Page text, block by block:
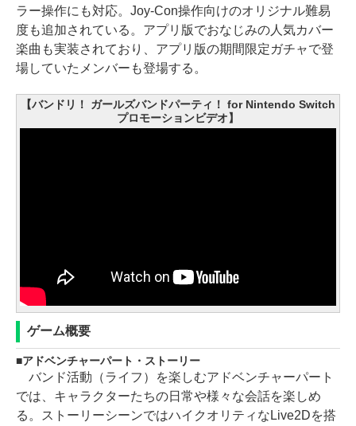
ラー操作にも対応。Joy-Con操作向けのオリジナル難易
度も追加されている。アプリ版でおなじみの人気カバー
楽曲も実装されており、アプリ版の期間限定ガチャで登
場していたメンバーも登場する。
【バンドリ！ ガールズバンドパーティ！ for Nintendo Switch
プロモーションビデオ】
ゲーム概要
アドベンチャーパート・ストーリー
バンド活動（ライフ）を楽しむアドベンチャーパート
では、キャラクターたちの日常や様々な会話を楽しめ
る。ストーリーシーンではハイクオリティなLive2Dを搭